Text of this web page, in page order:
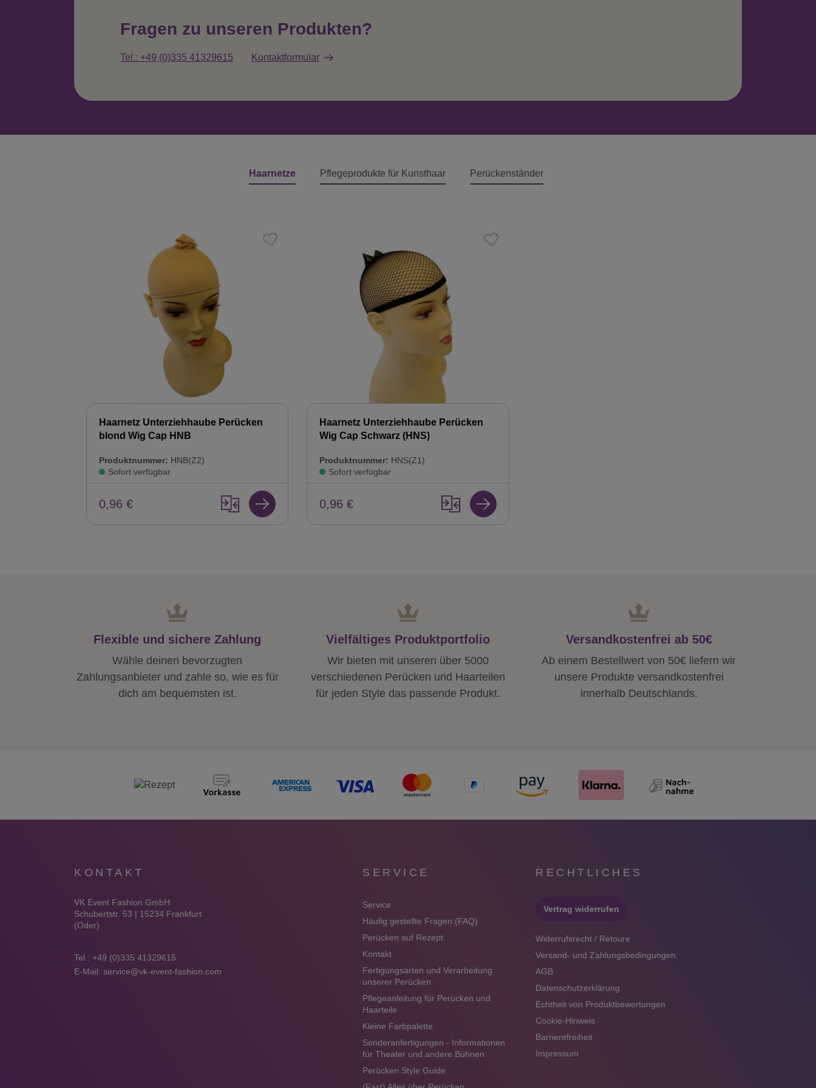
Fragen zu unseren Produkten?
Tel.: +49 (0)335 41329615 Kontaktformular
Haarnetze Pflegeprodukte für Kunsthaar Perückenständer
Haarnetz Unterziehhaube Perücken
blond Wig Cap HNB
Produktnummer: HNB(Z2)
Sofort verfügbar
0,96 €
Haarnetz Unterziehhaube Perücken
Wig Cap Schwarz (HNS)
Produktnummer: HNS(Z1)
Sofort verfügbar
0,96 €
Flexible und sichere Zahlung
Wähle deinen bevorzugten
Zahlungsanbieter und zahle so, wie es für
dich am bequemsten ist.
Vielfältiges Produktportfolio
Wir bieten mit unseren über 5000
verschiedenen Perücken und Haarteilen
für jeden Style das passende Produkt.
Versandkostenfrei ab 50€
Ab einem Bestellwert von 50€ liefern wir
unsere Produkte versandkostenfrei
innerhalb Deutschlands.
KONTAKT
VK Event Fashion GmbH
Schubertstr. 53 | 15234 Frankfurt
(Oder)
Tel.: +49 (0)335 41329615
E-Mail: service@vk-event-fashion.com
SERVICE
Service
Häufig gestellte Fragen (FAQ)
Perücken auf Rezept
Kontakt
Fertigungsarten und Verarbeitung
unserer Perücken
Pflegeanleitung für Perücken und
Haarteile
Kleine Farbpalette
Sonderanfertigungen - Informationen
für Theater und andere Bühnen
Perücken Style Guide
RECHTLICHES
Vertrag widerrufen
Widerrufsrecht / Retoure
Versand- und Zahlungsbedingungen
AGB
Datenschutzerklärung
Echtheit von Produktbewertungen
Cookie-Hinweis
Barrierefreiheit
Impressum